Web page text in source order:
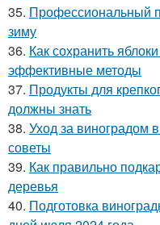
35. Профессиональный
зиму
36. Как сохранить
эффективные методы
37. Продукты для
должны знать
38. Уход за виноградом
советы
39. Как правильно
деревья
40. Подготовка